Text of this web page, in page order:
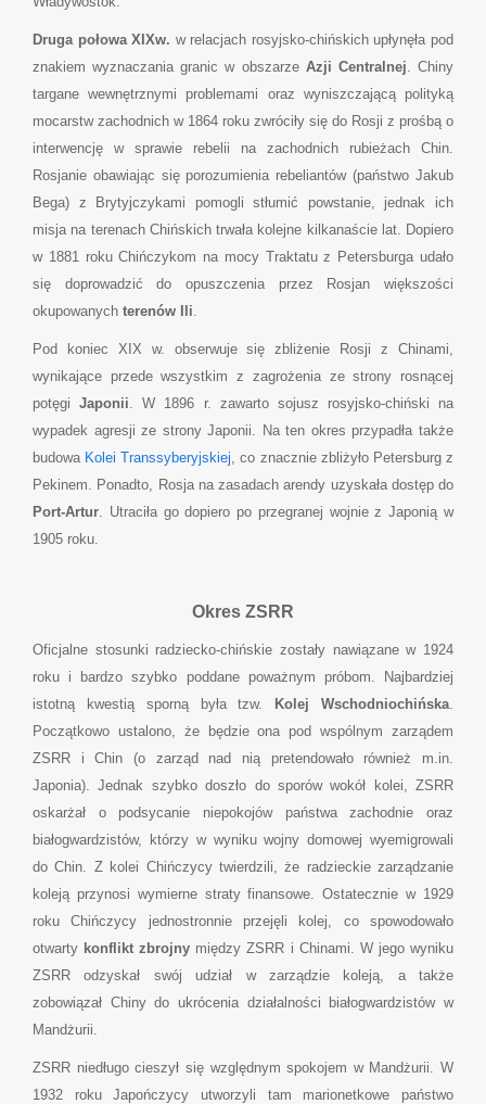
Druga połowa XIXw. w relacjach rosyjsko-chińskich upłynęła pod
znakiem wyznaczania granic w obszarze Azji Centralnej . Chiny
targane wewnętrznymi problemami oraz wyniszczającą polityką
mocarstw zachodnich w 1864 roku zwróciły się do Rosji z prośbą o
interwencję w sprawie rebelii na zachodnich rubieżach Chin.
Rosjanie obawiając się porozumienia rebeliantów (państwo Jakub
Bega) z Brytyjczykami pomogli stłumić powstanie, jednak ich
misja na terenach Chińskich trwała kolejne kilkanaście lat. Dopiero
w 1881 roku Chińczykom na mocy Traktatu z Petersburga udało
się doprowadzić do opuszczenia przez Rosjan większości
okupowanych terenów Ili
Pod koniec XIX w. obserwuje się zbliżenie Rosji z Chinami,
wynikające przede wszystkim z zagrożenia ze strony rosnącej
potęgiJaponii . W 1896 r. zawarto sojusz rosyjsko-chiński na
wypadek agresji ze strony Japonii. Na ten okres przypadła także
budowa Kolei Transsyberyjskiej , co znacznie zbliżyło Petersburg z
Pekinem. Ponadto, Rosja na zasadach arendy uzyskała dostęp do
Port-Artur . Utraciła go dopiero po przegranej wojnie z Japonią w
1905 roku.
Okres ZSRR
Oficjalne stosunki radziecko-chińskie zostały nawiązane w 1924
roku i bardzo szybko poddane poważnym próbom. Najbardziej
istotną kwestią sporną była tzw. Kolej Wschodniochińska
Początkowo ustalono, że będzie ona pod wspólnym zarządem
ZSRR i Chin (o zarząd nad nią pretendowało również m.in.
Japonia). Jednak szybko doszło do sporów wokół kolei, ZSRR
oskarżał o podsycanie niepokojów państwa zachodnie oraz
białogwardzistów, którzy w wyniku wojny domowej wyemigrowali
do Chin. Z kolei Chińczycy twierdzili, że radzieckie zarządzanie
koleją przynosi wymierne straty finansowe. Ostatecznie w 1929
roku Chińczycy jednostronnie przejęli kolej, co spowodowało
otwarty konflikt zbrojny między ZSRR i Chinami. W jego wyniku
ZSRR odzyskał swój udział w zarządzie koleją, a także
zobowiązał Chiny do ukrócenia działalności białogwardzistów w
Mandżurii.
ZSRR niedługo cieszył się względnym spokojem w Mandżurii. W
1932 roku Japończycy utworzyli tam marionetkowe państwo